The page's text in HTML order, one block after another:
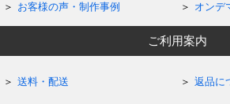
お客様の声・制作事例 オンデ
ご利用案内
送料・配送 返品に